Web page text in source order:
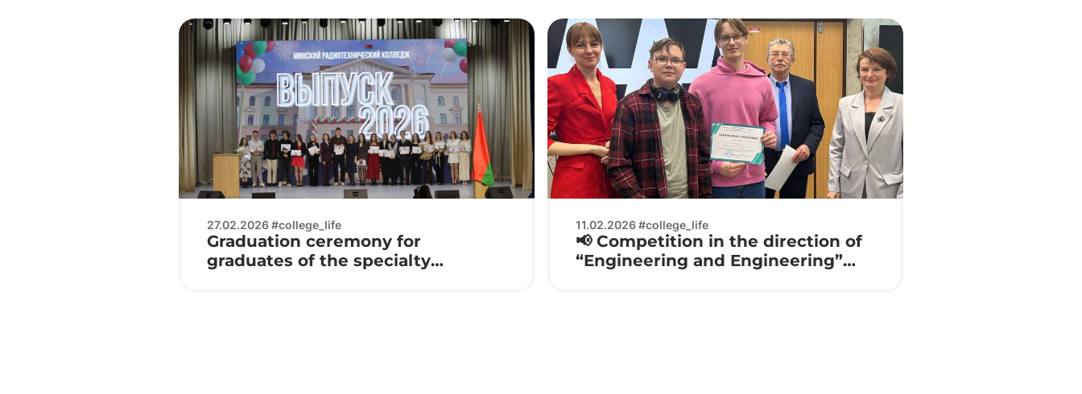
27.02.2026 #college_life
Graduation ceremony for
graduates of the specialty
11.02.2026 #college_life
📢 Competition in the direction of
“Engineering and Engineering”